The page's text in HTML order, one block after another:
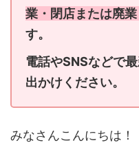
業・閉店または廃
す。
電話やSNSなどで
出かけください。
みなさんこんにちは！